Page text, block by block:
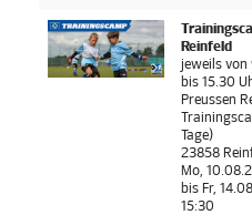
Reinfeld
jeweils von
bis 15.30
Preussen
Tage)
23858
Mo,
bis Fr,
15:30